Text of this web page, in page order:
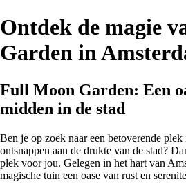
Ontdek de magie
Garden in
Full Moon Garden: Een
midden in de stad
Ben je op zoek naar een betoverende
ontsnappen aan de drukte van de stad?
plek voor jou. Gelegen in het hart van
magische tuin een oase van rust en